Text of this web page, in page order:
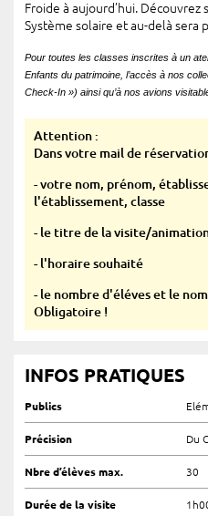
Froide à aujourd’hui. Découvrez
Système solaire et au-delà sera
Pour toutes les classes inscrites à un
Enfants du patrimoine, l’accès à nos
Check-In ») ainsi qu’à nos avions
Attention :
Dans votre mail de
- votre nom, prénom,
l'établissement, classe
- le titre de la visite/
- l'horaire souhaité
- le nombre d'éléves et le
Obligatoire !
INFOS PRATIQUES
Publics
Précision Du
Nbre d’élèves max. 30
Durée de la visite